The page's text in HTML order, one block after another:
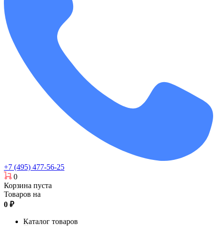
+7 (495) 477-56-25
0
Корзина пуста
Товаров на
0 ₽
Каталог товаров